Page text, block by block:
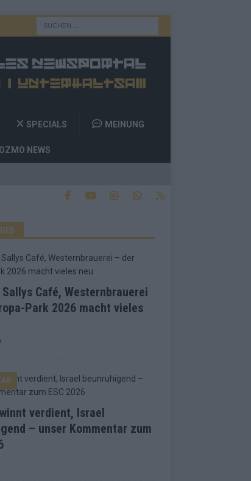
SPECIALS MEINUNG
NEWS
Café, Westernbrauerei
Park 2026 macht vieles
verdient, Israel
– unser Kommentar zum